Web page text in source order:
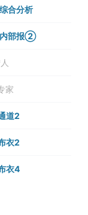
合分析
部报②
家
道2
衣2
衣4